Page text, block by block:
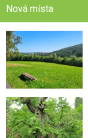
Nová místa